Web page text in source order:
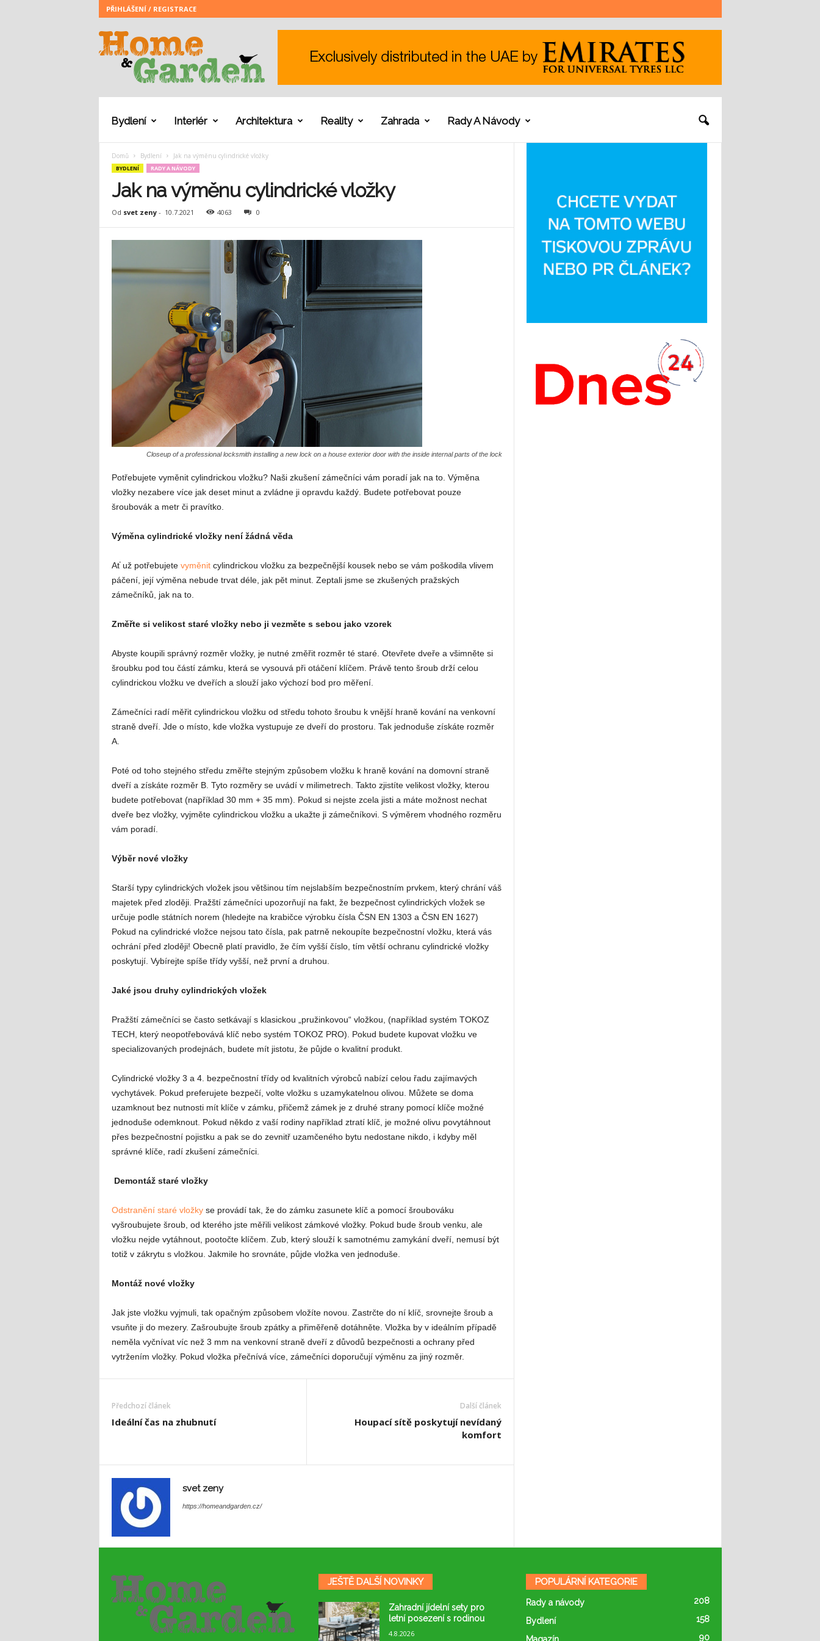
PŘIHLÁŠENÍ / REGISTRACE
m
r
Bydlení Interiér Architektura Reality Zahrada Rady A Návody
Domů Bydlení Jak na výměnu cylindrické vložky
BYDLENÍ RADY A NÁVODY
Jak na výměnu cylindrické vložky
Od svet zeny- 10.7.2021 4063 0
Closeup of a professional locksmith installing a new lock on a house exterior door with the inside internal parts of the lock
Potřebujete vyměnit cylindrickou vložku? Naši zkušení zámečníci vám poradí jak na to. Výměna
vložky nezabere více jak deset minut a zvládne ji opravdu každý. Budete potřebovat pouze
šroubovák a metr či pravítko.
Výměna cylindrické vložky není žádná věda
Ať už potřebujete vyměnitcylindrickou vložku za bezpečnější kousek nebo se vám poškodila vlivem
páčení, její výměna nebude trvat déle, jak pět minut. Zeptali jsme se zkušených pražských
zámečníků, jak na to.
Změřte si velikost staré vložky nebo ji vezměte s sebou jako vzorek
Abyste koupili správný rozměr vložky, je nutné změřit rozměr té staré. Otevřete dveře a všimněte si
šroubku pod tou částí zámku, která se vysouvá při otáčení klíčem. Právě tento šroub drží celou
cylindrickou vložku ve dveřích a slouží jako výchozí bod pro měření.
Zámečníci radí měřit cylindrickou vložku od středu tohoto šroubu k vnější hraně kování na venkovní
straně dveří. Jde o místo, kde vložka vystupuje ze dveří do prostoru. Tak jednoduše získáte rozměr
A.
Poté od toho stejného středu změřte stejným způsobem vložku k hraně kování na domovní straně
dveří a získáte rozměr B. Tyto rozměry se uvádí v milimetrech. Takto zjistíte velikost vložky, kterou
budete potřebovat (například 30 mm + 35 mm). Pokud si nejste zcela jisti a máte možnost nechat
dveře bez vložky, vyjměte cylindrickou vložku a ukažte ji zámečníkovi. S výměrem vhodného rozměru
vám poradí.
Výběr nové vložky
Starší typy cylindrických vložek jsou většinou tím nejslabším bezpečnostním prvkem, který chrání váš
majetek před zloději. Pražští zámečníci upozorňují na fakt, že bezpečnost cylindrických vložek se
určuje podle státních norem (hledejte na krabičce výrobku čísla ČSN EN 1303 a ČSN EN 1627)
Pokud na cylindrické vložce nejsou tato čísla, pak patrně nekoupíte bezpečnostní vložku, která vás
ochrání před zloději! Obecně platí pravidlo, že čím vyšší číslo, tím větší ochranu cylindrické vložky
poskytují. Vybírejte spíše třídy vyšší, než první a druhou.
Jaké jsou druhy cylindrických vložek
Pražští zámečníci se často setkávají s klasickou „pružinkovou“ vložkou, (například systém TOKOZ
TECH, který neopotřebovává klíč nebo systém TOKOZ PRO). Pokud budete kupovat vložku ve
specializovaných prodejnách, budete mít jistotu, že půjde o kvalitní produkt.
Cylindrické vložky 3 a 4. bezpečnostní třídy od kvalitních výrobců nabízí celou řadu zajímavých
vychytávek. Pokud preferujete bezpečí, volte vložku s uzamykatelnou olivou. Můžete se doma
uzamknout bez nutnosti mít klíče v zámku, přičemž zámek je z druhé strany pomocí klíče možné
jednoduše odemknout. Pokud někdo z vaší rodiny například ztratí klíč, je možné olivu povytáhnout
přes bezpečnostní pojistku a pak se do zevnitř uzamčeného bytu nedostane nikdo, i kdyby měl
správné klíče, radí zkušení zámečníci.
Demontáž staré vložky
Odstranění staré vložkyse provádí tak, že do zámku zasunete klíč a pomocí šroubováku
vyšroubujete šroub, od kterého jste měřili velikost zámkové vložky. Pokud bude šroub venku, ale
vložku nejde vytáhnout, pootočte klíčem. Zub, který slouží k samotnému zamykání dveří, nemusí být
totiž v zákrytu s vložkou. Jakmile ho srovnáte, půjde vložka ven jednoduše.
Montáž nové vložky
Jak jste vložku vyjmuli, tak opačným způsobem vložíte novou. Zastrčte do ní klíč, srovnejte šroub a
vsuňte ji do mezery. Zašroubujte šroub zpátky a přiměřeně dotáhněte. Vložka by v ideálním případě
neměla vyčnívat víc než 3 mm na venkovní straně dveří z důvodů bezpečnosti a ochrany před
vytržením vložky. Pokud vložka přečnívá více, zámečníci doporučují výměnu za jiný rozměr.
Předchozí článek
Ideální čas na zhubnutí
Další článek
Houpací sítě poskytují nevídaný
komfort
svet zeny
https://homeandgarden.cz/
JEŠTĚ DALŠÍ NOVINKY
Zahradní jídelní sety pro
letní posezení s rodinou
4.8.2026
POPULÁRNÍ KATEGORIE
Rady a návody 208
Bydlení 158
90